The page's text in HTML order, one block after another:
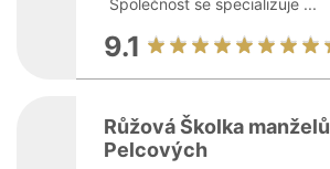
Společnost se specializuje ...
9.1
Růžová Školka manželů
Pelcových